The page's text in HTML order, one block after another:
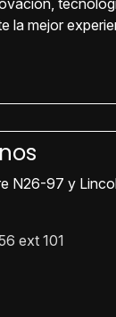
la mejor
N26-97 y
ext 101